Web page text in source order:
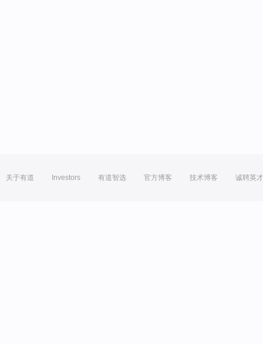
关于有道 Investors 有道智选 官方博客 技术博客 诚聘英才